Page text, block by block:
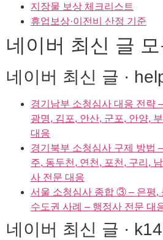
지장물 보상 체크리스트
휴업보상·이전비 산정 기준
네이버 최신 글
네이버 최신 글 ·
경기남부 소청심사 대응 전략
광명, 김포, 안산, 군포, 안양,
대응
경기북부 소청심사 구제 방법
주, 동두천, 연천, 포천, 구리,
사 전문 대응
서울 소청심사 종합 ③ – 은평,
수도권 사례 – 행정사 전문 대
네이버 최신 글 ·